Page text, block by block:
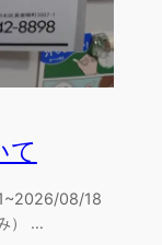
て
08/18
） …